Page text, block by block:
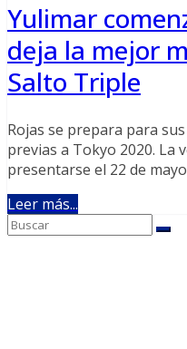
Yulimar
deja la mejor
Salto Triple
Rojas se prepara para
previas a Tokyo 2020. La
presentarse el 22 de mayo
Leer más...